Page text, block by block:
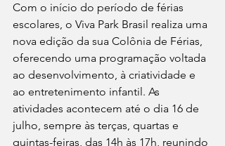
Com o início do período de férias
escolares, o Viva Park Brasil realiza uma
nova edição da sua Colônia de Férias,
oferecendo uma programação voltada
ao desenvolvimento, à criatividade e
ao entretenimento infantil. As
atividades acontecem até o dia 16 de
julho, sempre às terças, quartas e
quintas-feiras, das 14h às 17h, reunindo